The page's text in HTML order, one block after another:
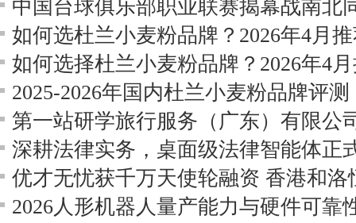
深耕法律实务，桌面级法律智能体正